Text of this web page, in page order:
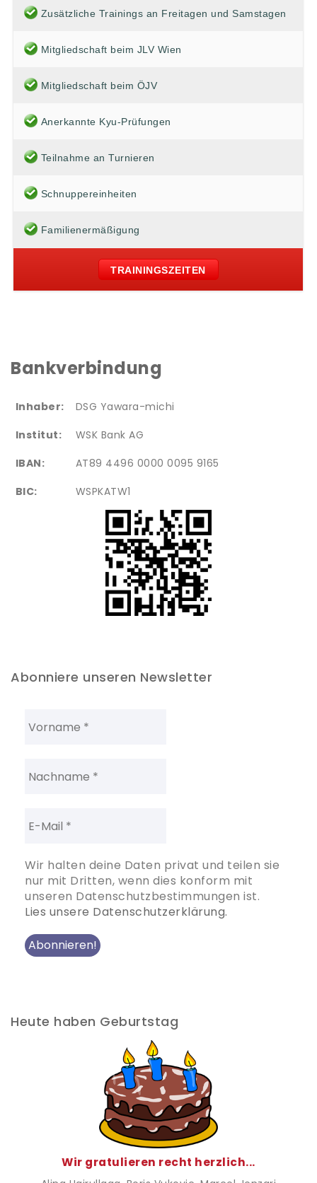
Zusätzliche Trainings an Freitagen und Samstagen
Mitgliedschaft beim JLV Wien
Mitgliedschaft beim ÖJV
Anerkannte Kyu-Prüfungen
Teilnahme an Turnieren
Schnuppereinheiten
Familienermäßigung
TRAININGSZEITEN
Bankverbindung
Inhaber:
DSG Yawara-michi
Institut:
WSK Bank AG
IBAN:
AT89 4496 0000 0095 9165
BIC:
WSPKATW1
Abonniere unseren Newsletter
Wir halten deine Daten privat und teilen sie
nur mit Dritten, wenn dies konform mit
unseren Datenschutzbestimmungen ist.
Lies unsere Datenschutzerklärung.
Heute haben Geburtstag
Wir gratulieren recht herzlich...